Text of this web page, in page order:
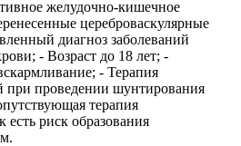
желудочно-кишечное
цереброваскулярные
диагноз заболеваний
- Возраст до 18 лет; -
- Терапия
при проведении шунтирования
терапия
есть риск образования